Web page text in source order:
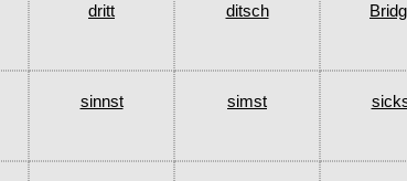
dritt ditsch
sinnst simst